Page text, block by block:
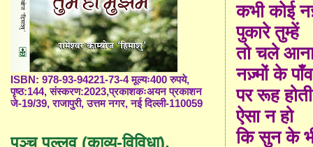
कभी कोई
पुकारे तुम्हें
तो चले
नज़्मों के
पर रूह
ऐसा न हो
कि सुन के
ISBN: 978-93-94221-73-4 मूल्यः400 रुपये,
पृष्ठ:144, संस्करण:2023,प्रकाशकःअयन प्रकाशन
जे-19/39, राजापुरी, उत्तम नगर, नई दिल्ली-110059
पञ्च पल्लव (काव्य-विविधा),